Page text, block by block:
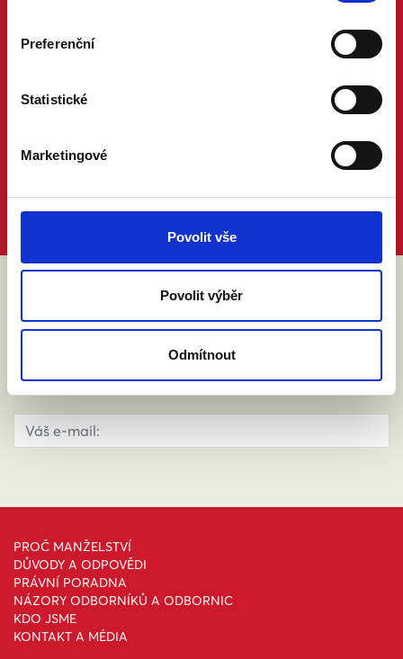
Preferenční
Statistické
Marketingové
Povolit vše
Povolit výběr
Odmítnout
ABY VÁM O MANŽELSTVÍ NIC
NEUNIKLO
PROČ MANŽELSTVÍ
DŮVODY A ODPOVĚDI
PRÁVNÍ PORADNA
NÁZORY ODBORNÍKŮ A ODBORNIC
KDO JSME
KONTAKT A MÉDIA